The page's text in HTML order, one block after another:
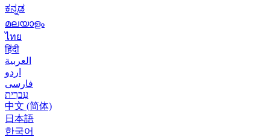
ಕನ್ನಡ
മലയാളം
ไทย
हिंदी
العربية
اردو
فارسی
עִברִית
中文 (简体)
日本語
한국어